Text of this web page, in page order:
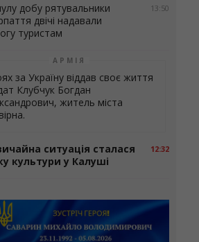
13:50
добу рятувальники
двічі надавали
туристам
АРМІЯ
за Україну віддав своє життя
Клубчук Богдан
житель міста
12:32
ситуація сталася
культури у Калуші